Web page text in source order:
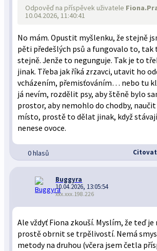
Odpověď na příspěvek uživatele
10.04.2026, 11:40:41
No mám. Opustit myšlenku, že stejně
pěti předešlých psů a fungovalo to, tak
stejně. Jenže to negunguje. Tak je to
jinak. Třeba jak říká zrzavci, utavit ho
vcházením, přemisťováním… nebo tu
já nevím, rozdělit psy, aby štěně bylo
prostor, aby nemohlo do chodby,
místo, prostě to dělat jinak, když
nenese ovoce.
0 hlasů Citovat
Buggyra
10.04.2026, 13:05:54
xxx.xxx.198.226
Ale vždyť Fiona zkouší. Myslím, že teď
prostě obrnit se trpělivostí. Nemá
metody na druhou (včera jsem četla